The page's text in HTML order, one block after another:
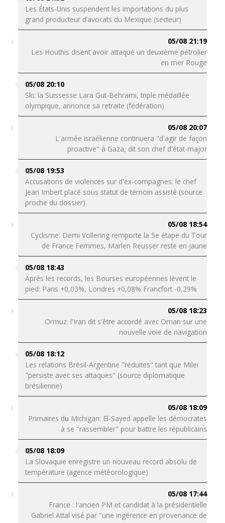
Les États-Unis suspendent les importations du plus
grand producteur d’avocats du Mexique (secteur)
05/08 21:19
Les Houthis disent avoir attaqué un deuxième pétrolier
en mer Rouge
05/08 20:10
Ski: la Suissesse Lara Gut-Behrami, triple médaillée
olympique, annonce sa retraite (fédération)
05/08 20:07
L'armée israélienne continuera "d'agir de façon
proactive" à Gaza, dit son chef d'état-major
05/08 19:53
Accusations de violences sur d'ex-compagnes: le chef
Jean Imbert placé sous statut de témoin assisté (source
proche du dossier)
05/08 18:54
Cyclisme: Demi Vollering remporte la 5e étape du Tour
de France Femmes, Marlen Reusser reste en jaune
05/08 18:43
Après les records, les Bourses européennes lèvent le
pied: Paris +0,03%, Londres +0,08% Francfort -0,29%
05/08 18:23
Ormuz: l'Iran dit s'être accordé avec Oman sur une
nouvelle voie de navigation
05/08 18:12
Les relations Brésil-Argentine "réduites" tant que Milei
"persiste avec ses attaques" (source diplomatique
brésilienne)
05/08 18:09
Primaires du Michigan: El-Sayed appelle les démocrates
à se "rassembler" pour battre les républicains
05/08 18:09
La Slovaquie enregistre un nouveau record absolu de
température (agence météorologique)
05/08 17:44
France : l'ancien PM et candidat à la présidentielle
Gabriel Attal visé par "une ingérence en provenance de